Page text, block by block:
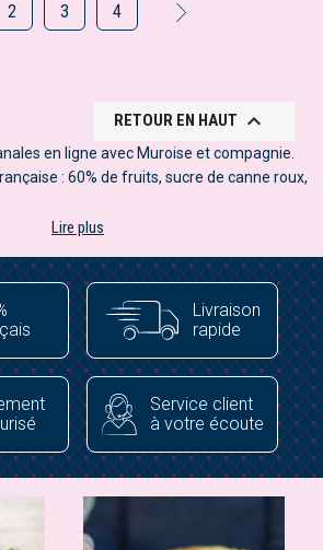
2 3 4
RETOUR EN HAUT 
en ligne avec Muroise et compagnie.
: 60% de fruits, sucre de canne roux,
richesse inégalée en bons morceaux de
agrumes, fruits bio, alliances insolites,
: petits et grands, faites votre choix !
confiture 100% française vous avez la
propre coffret de confiture artisanale à
! N'hésitez plus et régalez vous avec nos
. Muroise et compagnie, des confitures à
la folie !
Lire plus
Livraison
rapide
Service client
à votre écoute